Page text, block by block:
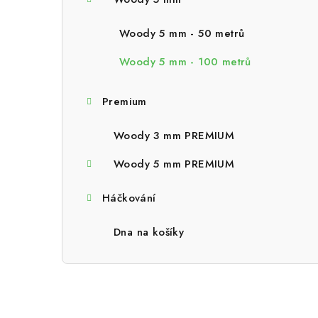
Woody 5 mm - 50 metrů
Woody 5 mm - 100 metrů
Premium
Woody 3 mm PREMIUM
Woody 5 mm PREMIUM
Háčkování
Dna na košíky